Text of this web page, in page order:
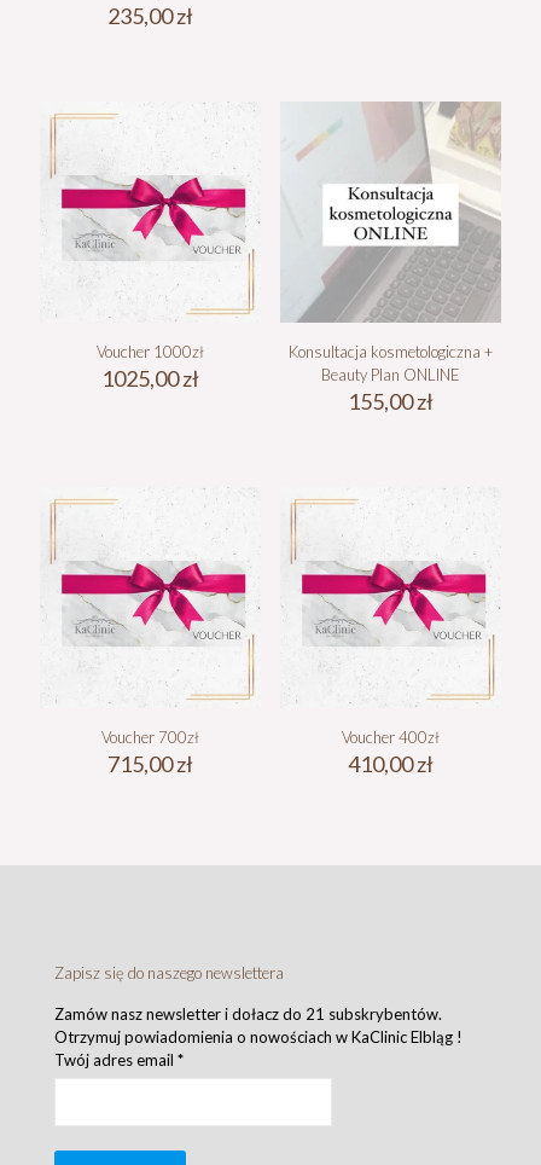
235,00zł
Voucher 1000zł
1025,00zł
Konsultacja kosmetologiczna +
Beauty Plan ONLINE
155,00zł
Voucher 700zł
715,00zł
Voucher 400zł
410,00zł
Zapisz się do naszego newslettera
Zamów nasz newsletter i dołacz do 21 subskrybentów.
Otrzymuj powiadomienia o nowościach w KaClinic Elbląg !
Twój adres email *